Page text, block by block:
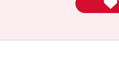
